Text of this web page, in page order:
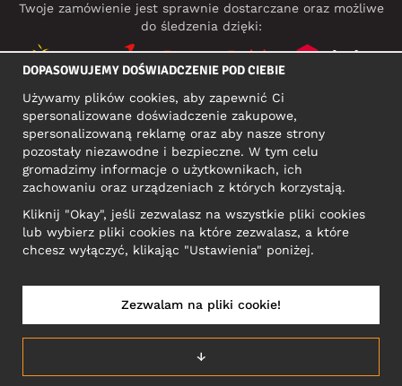
Twoje zamówienie jest sprawnie dostarczane oraz możliwe
do śledzenia dzięki:
MEDIA SPOŁECZNOŚCIOWE
ADRES KONTAKTOWY
Narva mnt 5, EE-10117 Tallinn
Reg: 12356245
POLSKA/POLSKI
DOPASOWUJEMY DOŚWIADCZENIE POD CIEBIE
Używamy plików cookies, aby zapewnić Ci
spersonalizowane doświadczenie zakupowe,
spersonalizowaną reklamę oraz aby nasze strony
pozostały niezawodne i bezpieczne. W tym celu
gromadzimy informacje o użytkownikach, ich
zachowaniu oraz urządzeniach z których korzystają.
Kliknij "Okay", jeśli zezwalasz na wszystkie pliki cookies
lub wybierz pliki cookies na które zezwalasz, a które
chcesz wyłączyć, klikając "Ustawienia" poniżej.
↓
Zezwalam na pliki cookie!